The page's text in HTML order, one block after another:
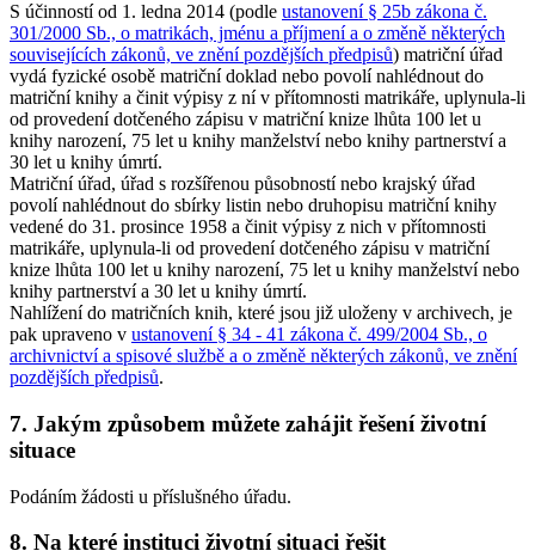
S účinností od 1. ledna 2014 (podle ustanovení § 25b zákona č.
301/2000 Sb., o matrikách, jménu a příjmení a o změně některých
souvisejících zákonů, ve znění pozdějších předpisů) matriční úřad
vydá fyzické osobě matriční doklad nebo povolí nahlédnout do
matriční knihy a činit výpisy z ní v přítomnosti matrikáře, uplynula-li
od provedení dotčeného zápisu v matriční knize lhůta 100 let u
knihy narození, 75 let u knihy manželství nebo knihy partnerství a
30 let u knihy úmrtí.
Matriční úřad, úřad s rozšířenou působností nebo krajský úřad
povolí nahlédnout do sbírky listin nebo druhopisu matriční knihy
vedené do 31. prosince 1958 a činit výpisy z nich v přítomnosti
matrikáře, uplynula-li od provedení dotčeného zápisu v matriční
knize lhůta 100 let u knihy narození, 75 let u knihy manželství nebo
knihy partnerství a 30 let u knihy úmrtí.
Nahlížení do matričních knih, které jsou již uloženy v archivech, je
pak upraveno v ustanovení § 34 - 41 zákona č. 499/2004 Sb., o
archivnictví a spisové službě a o změně některých zákonů, ve znění
pozdějších předpisů.
7. Jakým způsobem můžete zahájit řešení životní
situace
Podáním žádosti u příslušného úřadu.
8. Na které instituci životní situaci řešit